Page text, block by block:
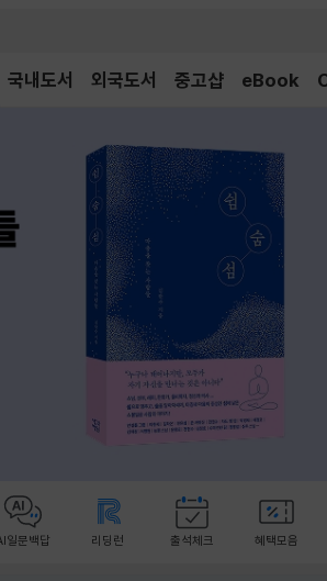
국내도서 외국도서 중고샵 eBook
일문백답 리딩런 출석체크 혜택모음